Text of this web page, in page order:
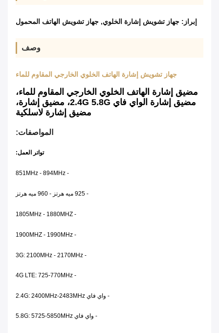
إبراز: جهاز تشويش إشارة الخلوي, جهاز تشويش الهاتف المحمول
وصف
جهاز تشويش إشارة الهاتف الخلوي الخارجي المقاوم للماء
مضيق إشارة الهاتف الخلوي الخارجي المقاوم للماء،
مضيق إشارة الواي فاي 2.4G 5.8G، مضيق إشارة،
مضيق إشارة لاسلكية
المواصفات:
تواتر العمل:
- 851MHz - 894MHz
- 925 ميه هرتز - 960 ميه هرتز
- 1805MHz - 1880MHZ
- 1900MHZ - 1990MHz
- 3G: 2100MHz - 2170MHz
- 4G LTE: 725-770MHz
- واي فاي 2.4G: 2400MHz-2483MHz
- واي فاي 5.8G: 5725-5850MHz